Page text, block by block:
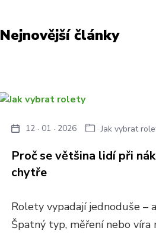
Nejnovější články
Proč se většina lidí při
chytře
12 01 2026 Jak vybrat
Rolety vypadají jednoduše –
Špatný typ, měření nebo